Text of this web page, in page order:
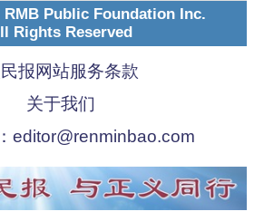
Public Foundation Inc.
Rights Reserved
民报网站服务条款
关于我们
editor@renminbao.com